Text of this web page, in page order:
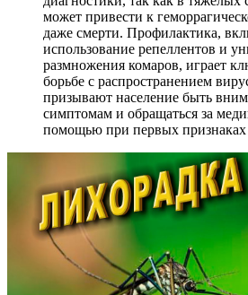
может привести к
даже смерти. Профилактика,
использование репеллентов и
размножения комаров, играет
борьбе с распространением
призывают население быть
симптомам и обращаться за
помощью при первых признаках